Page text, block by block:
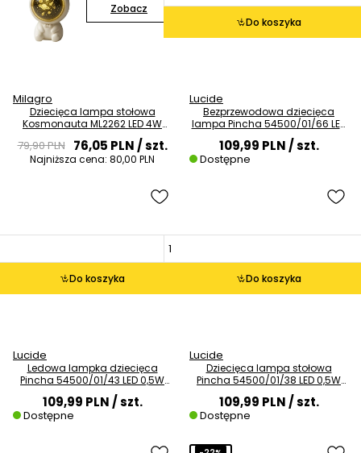
Zobacz
Milagro
Dziecięca lampa stołowa
Kosmonauta ML2262 LED 4W
79,90 PLN 76,05 PLN/ szt.
Najniższa cena: 80,00 PLN
Do koszyka
Lucide
Bezprzewodowa dziecięca
lampa Pincha 54500/01/66 LED
0,5W 2700K żółta
109,99 PLN/ szt.
Dostępne
Do koszyka
Lucide
Ledowa lampka dziecięca
Pincha 54500/01/43 LED 0,5W
2100K brązowa
109,99 PLN/ szt.
Dostępne
Do koszyka
Lucide
Dziecięca lampa stołowa
Pincha 54500/01/38 LED 0,5W
2100K różowa
109,99 PLN/ szt.
Dostępne